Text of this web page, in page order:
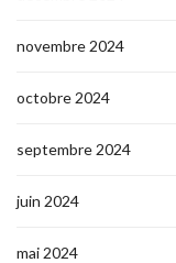
novembre 2024
octobre 2024
septembre 2024
juin 2024
mai 2024